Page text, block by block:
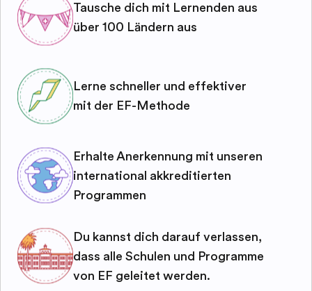
Tausche dich mit Lernenden aus
über 100 Ländern aus
Lerne schneller und effektiver
mit der EF-Methode
Erhalte Anerkennung mit unseren
international akkreditierten
Programmen
Du kannst dich darauf verlassen,
dass alle Schulen und Programme
von EF geleitet werden.